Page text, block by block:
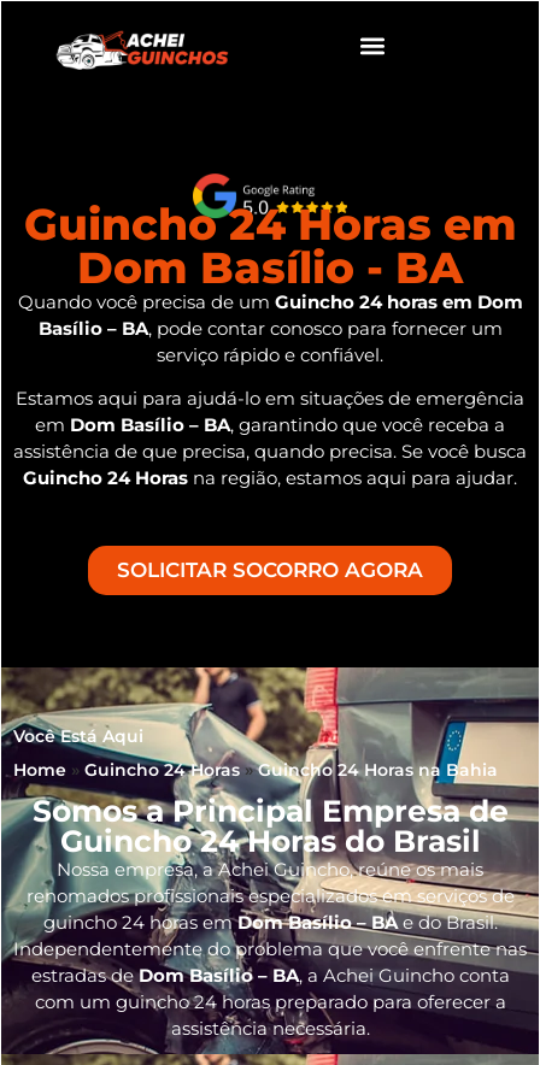
Guincho 24 Horas em
Dom Basílio - BA
Quando você precisa de um Guincho 24 horas em Dom
Basílio – BA, pode contar conosco para fornecer um
serviço rápido e confiável.
Estamos aqui para ajudá-lo em situações de emergência
em Dom Basílio – BA, garantindo que você receba a
assistência de que precisa, quando precisa. Se você busca
Guincho 24 Horas na região, estamos aqui para ajudar.
SOLICITAR SOCORRO AGORA
Você Está Aqui
Home » Guincho 24 Horas»Guincho 24 Horas na Bahia
Somos a Principal Empresa de
Guincho 24 Horas do Brasil
Nossa empresa, aAchei Guincho, reúne os mais
renomados profissionais especializados em serviços de
guincho 24 horas emDom Basílio – BAe do Brasil.
Independentemente do problema que você enfrente nas
estradas deDom Basílio – BA, a Achei Guincho conta
com um guincho 24 horas preparado para oferecer a
assistência necessária.